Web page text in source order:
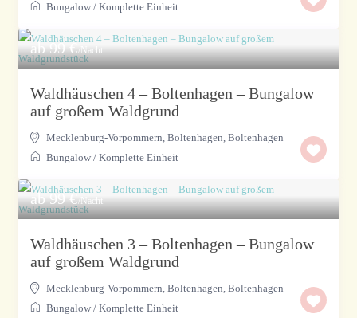
Bungalow /Komplette Einheit
ab 99 €/Nacht
Waldhäuschen 4 – Boltenhagen – Bungalow
auf großem Waldgrund
Mecklenburg-Vorpommern, Boltenhagen,Boltenhagen
Bungalow /Komplette Einheit
ab 99 €/Nacht
Waldhäuschen 3 – Boltenhagen – Bungalow
auf großem Waldgrund
Mecklenburg-Vorpommern, Boltenhagen,Boltenhagen
Bungalow /Komplette Einheit